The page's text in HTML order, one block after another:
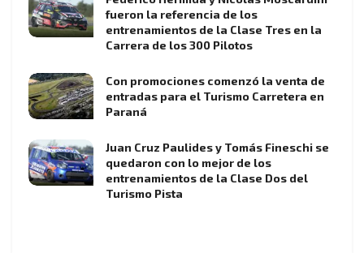
fueron la referencia de los
entrenamientos de la Clase Tres en la
Carrera de los 300 Pilotos
Con promociones comenzó la venta de
entradas para el Turismo Carretera en
Paraná
Juan Cruz Paulides y Tomás Fineschi se
quedaron con lo mejor de los
entrenamientos de la Clase Dos del
Turismo Pista